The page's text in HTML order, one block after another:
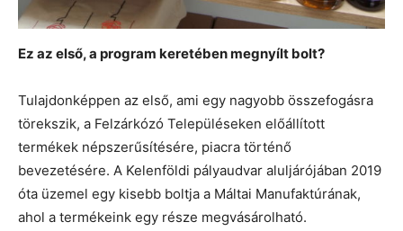
Ez az első, a program keretében megnyílt bolt?
Tulajdonképpen az első, ami egy nagyobb összefogásra
törekszik, a Felzárkózó Településeken előállított
termékek népszerűsítésére, piacra történő
bevezetésére. A Kelenföldi pályaudvar aluljárójában 2019
óta üzemel egy kisebb boltja a Máltai Manufaktúrának,
ahol a termékeink egy része megvásárolható.